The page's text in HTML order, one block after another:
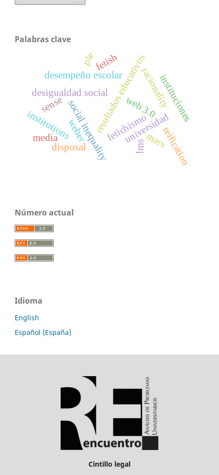
Palabras clave
universidad
fetichismo
resultados educativos
desempeño escolar
social inequality
desigualdad social racionality
weber
institutions
instituciones
fetish
disposal reification
marx
media
ple
lms
web 3.0
sense
Número actual
Idioma
English
Español (España)
Cintillo legal